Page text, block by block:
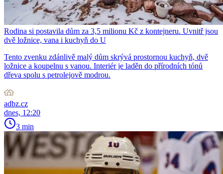
Rodina si postavila dům za 3,5 milionu Kč z kontejneru. Uvnitř jsou
dvě ložnice, vana i kuchyň do U
Tento zvenku zdánlivě malý dům skrývá prostornou kuchyň, dvě
ložnice a koupelnu s vanou. Interiér je laděn do přírodních tónů
dřeva spolu s petrolejově modrou.
adbz.cz
dnes, 12:20
3 min